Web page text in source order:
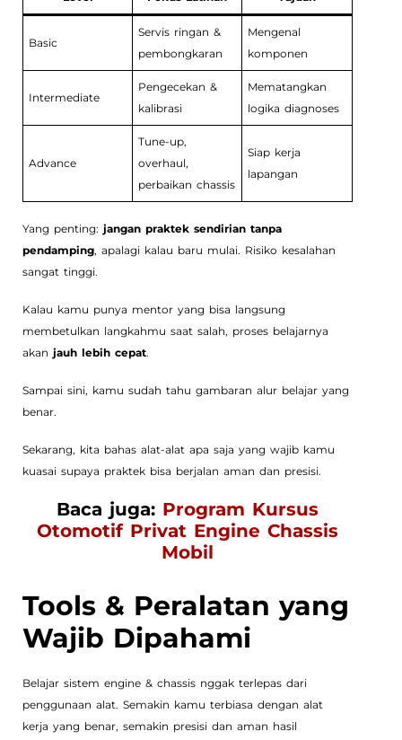
Basic
Servis ringan &
pembongkaran
Mengenal
komponen
Intermediate
Pengecekan &
kalibrasi
Mematangkan
logika diagnoses
Advance
Tune-up,
overhaul,
perbaikan chassis
Siap kerja
lapangan
Yang penting: jangan praktek sendirian tanpa
pendamping, apalagi kalau baru mulai. Risiko kesalahan
sangat tinggi.
Kalau kamu punya mentor yang bisa langsung
membetulkan langkahmu saat salah, proses belajarnya
akan jauh lebih cepat.
Sampai sini, kamu sudah tahu gambaran alur belajar yang
benar.
Sekarang, kita bahas alat-alat apa saja yang wajib kamu
kuasai supaya praktek bisa berjalan aman dan presisi.
Baca juga: Program Kursus
Otomotif Privat Engine Chassis
Mobil
Tools & Peralatan yang
Wajib Dipahami
Belajar sistem engine & chassis nggak terlepas dari
penggunaan alat. Semakin kamu terbiasa dengan alat
kerja yang benar, semakin presisi dan aman hasil